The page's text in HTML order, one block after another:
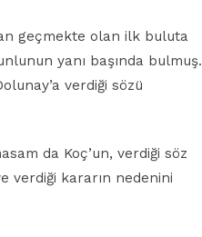
geçmekte olan ilk buluta
yanı başında bulmuş.
verdiği sözü
da Koç’un, verdiği söz
verdiği kararın nedenini